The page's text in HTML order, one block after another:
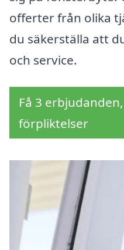
offerter från olika
du säkerställa att
och service.
Få 3
förpliktelser